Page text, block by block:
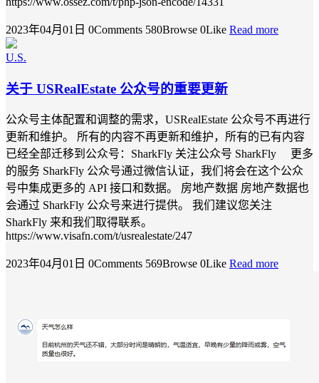
2023年04月01日 0Comments 580Browse 0Like Read more
U.S.
关于 USRealEstate 公众号的重要更新
公众号主体配置和调整的需求，USRealEstate 公众号不再进行
更新和维护。 所有的内容不再更新和维护，所有的已有内容
已经全部迁移到公众号：SharkFly 关注公众号 SharkFly 更多
的服务 SharkFly 公众号通过微信认证，我们将会在这个公众
号中集成更多的 API 接口和数据。 房地产数据 房地产数据也
会通过 SharkFly 公众号来进行提供。 我们建议您关注
SharkFly 来和我们取得联系。
https://www.visafn.com/t/usrealestate/247
2023年04月01日 0Comments 569Browse 0Like Read more